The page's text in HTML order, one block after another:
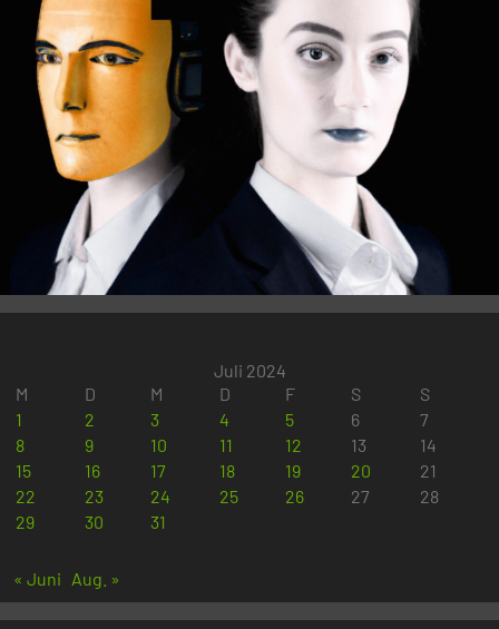
Juli 2024
M
D M D F S
S
1
2 3 4 5 6
7
8
9 10 11 12 13
14
15
16 17 18 19 20
21
22
23 24 25 26 27
28
29
30 31
« Juni Aug. »